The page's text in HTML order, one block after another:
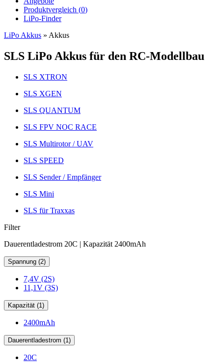
Produktvergleich (0)
LiPo-Finder
LiPo Akkus » Akkus
SLS LiPo Akkus für den RC-Modellbau
SLS XTRON
SLS XGEN
SLS QUANTUM
SLS FPV NOC RACE
SLS Multirotor / UAV
SLS SPEED
SLS Sender / Empfänger
SLS Mini
SLS für Traxxas
Filter
Dauerentladestrom 20C | Kapazität 2400mAh
Spannung (2)
7,4V (2S)
11,1V (3S)
Kapazität (1)
2400mAh
Dauerentladestrom (1)
20C